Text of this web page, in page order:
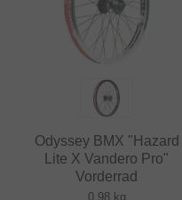
Odyssey BMX "Hazard
Lite X Vandero Pro"
Vorderrad
0.98 kg